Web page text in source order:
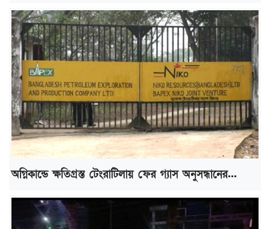
অগ্নিকান্ডে ক্ষতিগ্রস্ত টেংরাটিলায় ফের গ্যাস অনুসন্ধানের...